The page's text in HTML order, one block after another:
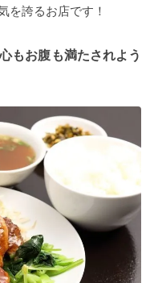
を誇るお店です！
もお腹も満たされよう